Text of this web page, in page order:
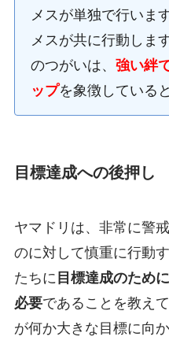
メスが単独で行いま
メスが共に行動しま
のつがいは、 強い絆
ップを象徴している
目標達成への後押し
ヤマドリは、非常に警
のに対して慎重に行動
たちに 目標達成のため
必要であることを教え
が何か大きな目標に向